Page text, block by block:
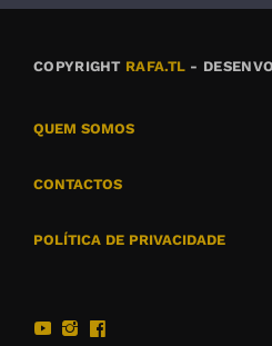
COPYRIGHT RAFA.TL -
QUEM SOMOS
CONTACTOS
POLÍTICA DE PRIVACIDADE